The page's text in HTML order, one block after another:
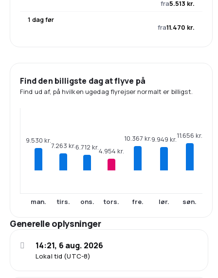
fra5.513 kr.
1 dag før
fra11.470 kr.
Find den billigste dag at flyve på
Find ud af, på hvilken ugedag flyrejser normalt er billigst.
9.530 kr.
man.
7.263 kr.
tirs.
6.712 kr.
ons.
4.954 kr.
tors.
10.367 kr.
fre.
9.949 kr.
lør.
11.656 kr.
søn.
Generelle oplysninger
Lokal tid (UTC-8)
14:21, 6 aug. 2026